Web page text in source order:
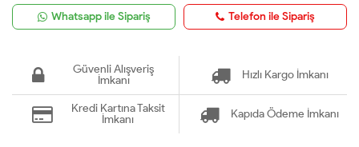
Whatsapp ile Sipariş Telefon ile Sipariş
Güvenli Alışveriş
İmkanı
Hızlı Kargo İmkanı
Kredi Kartına Taksit
İmkanı
Kapıda Ödeme İmkanı